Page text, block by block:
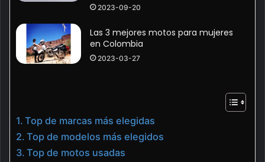
2023-09-20
Las 3 mejores motos para mujeres
en Colombia
2023-03-27
Top de marcas más elegidas
Top de modelos más elegidos
Top de motos usadas